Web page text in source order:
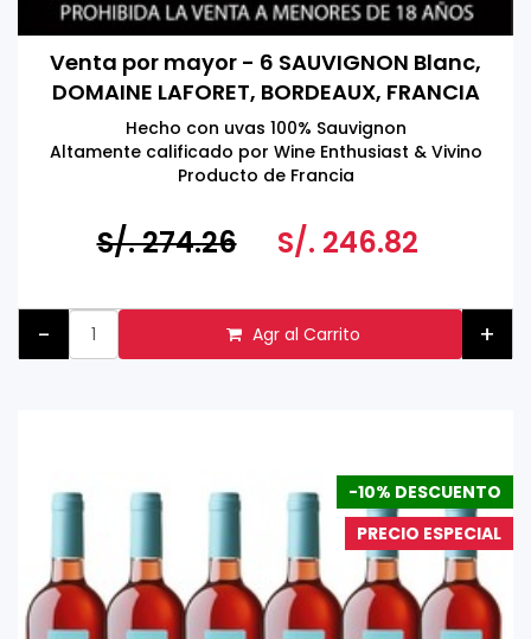
Venta por mayor - 6 SAUVIGNON Blanc,
DOMAINE LAFORET, BORDEAUX, FRANCIA
750 ML
Hecho con uvas 100% Sauvignon
Altamente calificado por Wine Enthusiast & Vivino
Producto de Francia
Prohibida su venta a menores de 18 años
S/. 274.26 S/. 246.82
- Agr al Carrito +
-10% DESCUENTO
PRECIO ESPECIAL